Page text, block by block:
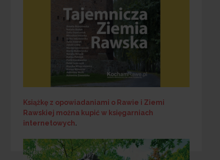
Książkę z opowiadaniami o Rawie i Ziemi
Rawskiej można kupić w księgarniach
internetowych.